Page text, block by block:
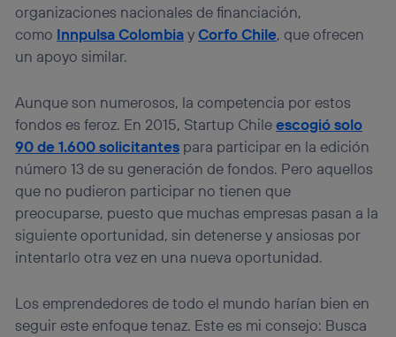
organizaciones nacionales de financiación,
como Innpulsa ColombiayCorfo Chile, que ofrecen
un apoyo similar.
Aunque son numerosos, la competencia por estos
fondos es feroz. En 2015, Startup Chileescogió solo
90 de 1.600 solicitantes para participar en la edición
número 13 de su generación de fondos. Pero aquellos
que no pudieron participar no tienen que
preocuparse, puesto que muchas empresas pasan a la
siguiente oportunidad, sin detenerse y ansiosas por
intentarlo otra vez en una nueva oportunidad.
Los emprendedores de todo el mundo harían bien en
seguir este enfoque tenaz. Este es mi consejo: Busca